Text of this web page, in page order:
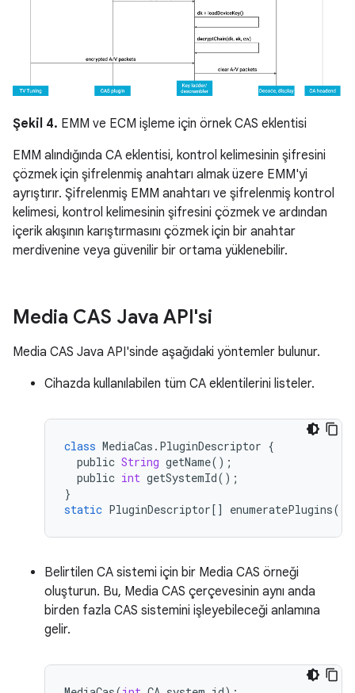
Şekil 4. EMM ve ECM işleme için örnek CAS eklentisi
EMM alındığında CA eklentisi, kontrol kelimesinin şifresini
çözmek için şifrelenmiş anahtarı almak üzere EMM'yi
ayrıştırır. Şifrelenmiş EMM anahtarı ve şifrelenmiş kontrol
kelimesi, kontrol kelimesinin şifresini çözmek ve ardından
içerik akışının karıştırmasını çözmek için bir anahtar
merdivenine veya güvenilir bir ortama yüklenebilir.
Media CAS Java API'si
Media CAS Java API'sinde aşağıdaki yöntemler bulunur.
Cihazda kullanılabilen tüm CA eklentilerini listeler.
class MediaCas . PluginDescriptor {
public String getName();
public int getSystemId();
}
static PluginDescriptor[] enumeratePlugins();
Belirtilen CA sistemi için bir Media CAS örneği
oluşturun. Bu, Media CAS çerçevesinin aynı anda
birden fazla CAS sistemini işleyebileceği anlamına
gelir.